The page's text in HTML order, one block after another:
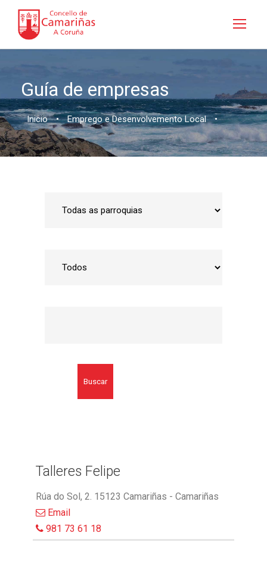
Guía de empresas
Inicio • Emprego e Desenvolvemento Local •
Buscar
Talleres Felipe
Rúa do Sol, 2. 15123 Camariñas - Camariñas
Email
981 73 61 18